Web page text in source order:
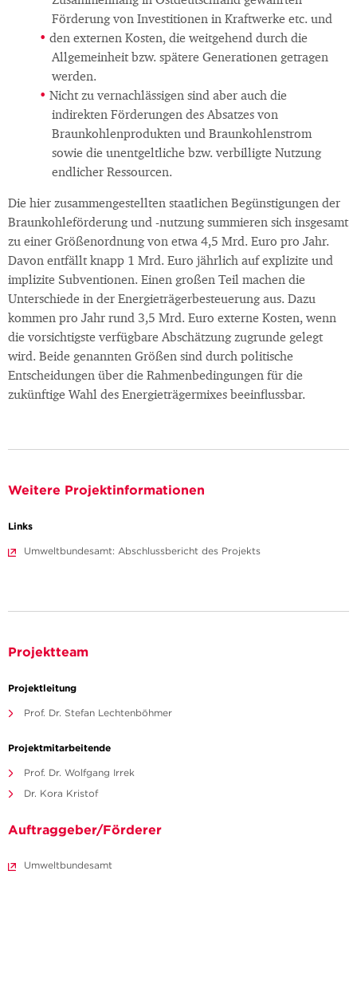
Förderung von Investitionen in Kraftwerke etc. und
den externen Kosten, die weitgehend durch die
Allgemeinheit bzw. spätere Generationen getragen
werden.
Nicht zu vernachlässigen sind aber auch die
indirekten Förderungen des Absatzes von
Braunkohlenprodukten und Braunkohlenstrom
sowie die unentgeltliche bzw. verbilligte Nutzung
endlicher Ressourcen.
Die hier zusammengestellten staatlichen Begünstigungen der
Braunkohleförderung und -nutzung summieren sich insgesamt
zu einer Größenordnung von etwa 4,5 Mrd. Euro pro Jahr.
Davon entfällt knapp 1 Mrd. Euro jährlich auf explizite und
implizite Subventionen. Einen großen Teil machen die
Unterschiede in der Energieträgerbesteuerung aus. Dazu
kommen pro Jahr rund 3,5 Mrd. Euro externe Kosten, wenn
die vorsichtigste verfügbare Abschätzung zugrunde gelegt
wird. Beide genannten Größen sind durch politische
Entscheidungen über die Rahmenbedingungen für die
zukünftige Wahl des Energieträgermixes beeinflussbar.
Weitere Projektinformationen
Links
Umweltbundesamt: Abschlussbericht des Projekts
Projektteam
Projektleitung
Prof. Dr. Stefan Lechtenböhmer
Projektmitarbeitende
Prof. Dr. Wolfgang Irrek
Dr. Kora Kristof
Auftraggeber/Förderer
Umweltbundesamt